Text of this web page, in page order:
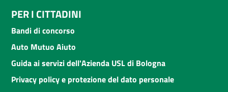
PER I CITTADINI
Bandi di concorso
Auto Mutuo Aiuto
Guida ai servizi dell'Azienda USL di Bologna
Privacy policy e protezione del dato personale